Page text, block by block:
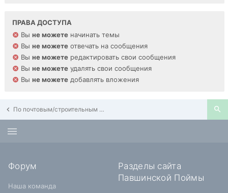
ПРАВА ДОСТУПА
Вы не можете начинать темы
Вы не можете отвечать на сообщения
Вы не можете редактировать свои сообщения
Вы не можете удалять свои сообщения
Вы не можете добавлять вложения
По почтовым/строительным адресам Павшинской Поймы
Форум
Наша команда
Разделы сайта
Павшинской Поймы